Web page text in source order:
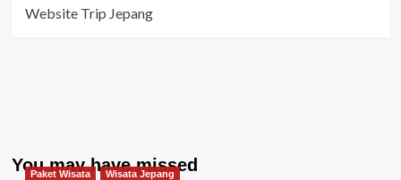
Website Trip Jepang
You may have missed
Paket Wisata Wisata Jepang